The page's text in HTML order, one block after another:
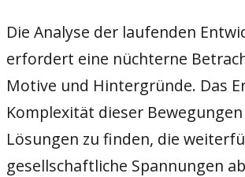
Die Analyse der laufenden
erfordert eine nüchterne
Motive und Hintergründe. Das
Komplexität dieser
Lösungen zu finden, die
gesellschaftliche Spannungen